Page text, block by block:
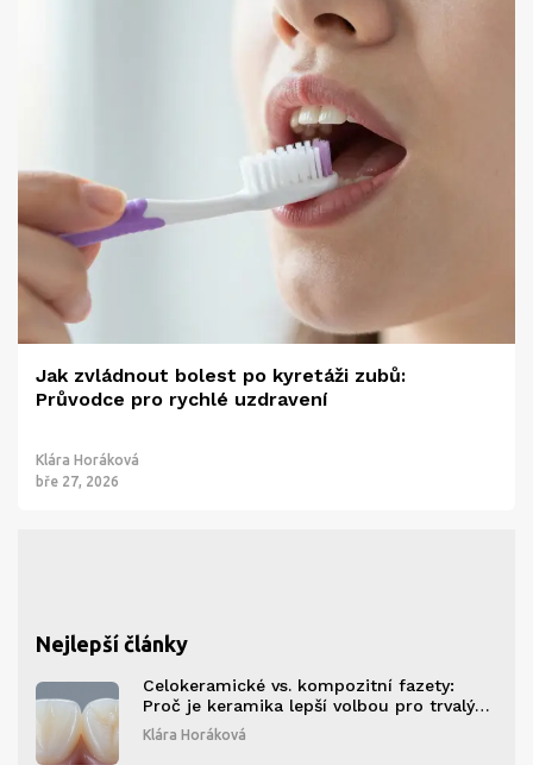
Jak zvládnout bolest po kyretáži zubů:
Průvodce pro rychlé uzdravení
Klára Horáková
bře 27, 2026
Nejlepší články
Celokeramické vs. kompozitní fazety:
Proč je keramika lepší volbou pro trvalý
úsměv
Klára Horáková